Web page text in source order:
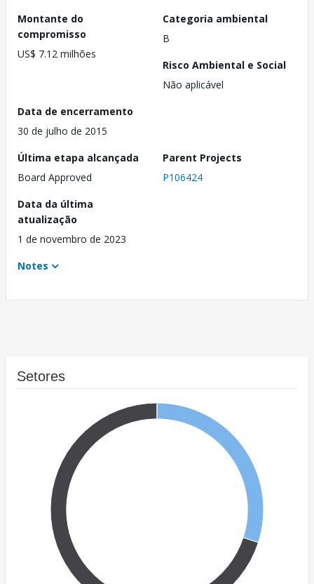
Montante do
compromisso
US$ 7.12 milhões
Categoria ambiental
B
Risco Ambiental e Social
Não aplicável
Data de encerramento
30 de julho de 2015
Última etapa alcançada
Board Approved
Parent Projects
P106424
Data da última
atualização
1 de novembro de 2023
Notes
Setores